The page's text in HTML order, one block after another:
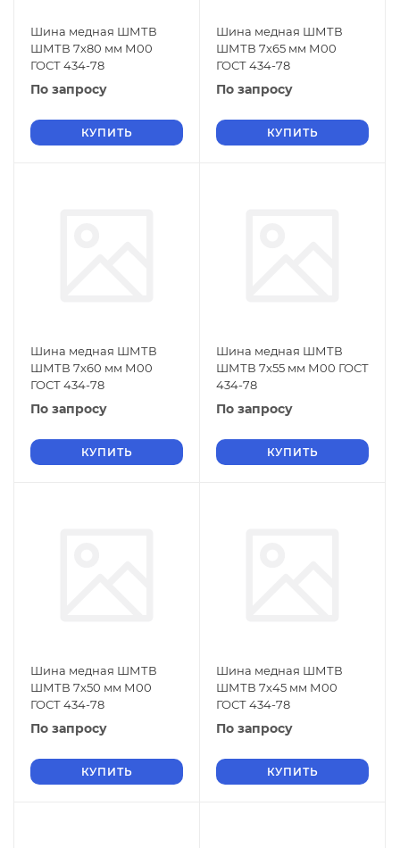
Шина медная ШМТВ
ШМТВ 7х80 мм М00
ГОСТ 434-78
По запросу
КУПИТЬ
Шина медная ШМТВ
ШМТВ 7х65 мм М00
ГОСТ 434-78
По запросу
КУПИТЬ
Шина медная ШМТВ
ШМТВ 7х60 мм М00
ГОСТ 434-78
По запросу
КУПИТЬ
Шина медная ШМТВ
ШМТВ 7х55 мм М00 ГОСТ
434-78
По запросу
КУПИТЬ
Шина медная ШМТВ
ШМТВ 7х50 мм М00
ГОСТ 434-78
По запросу
КУПИТЬ
Шина медная ШМТВ
ШМТВ 7х45 мм М00
ГОСТ 434-78
По запросу
КУПИТЬ